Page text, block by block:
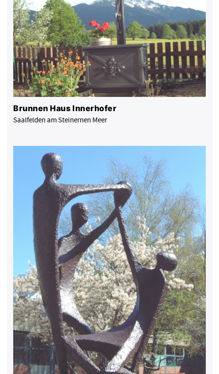
Brunnen Haus Innerhofer
Saalfelden am Steinernen Meer